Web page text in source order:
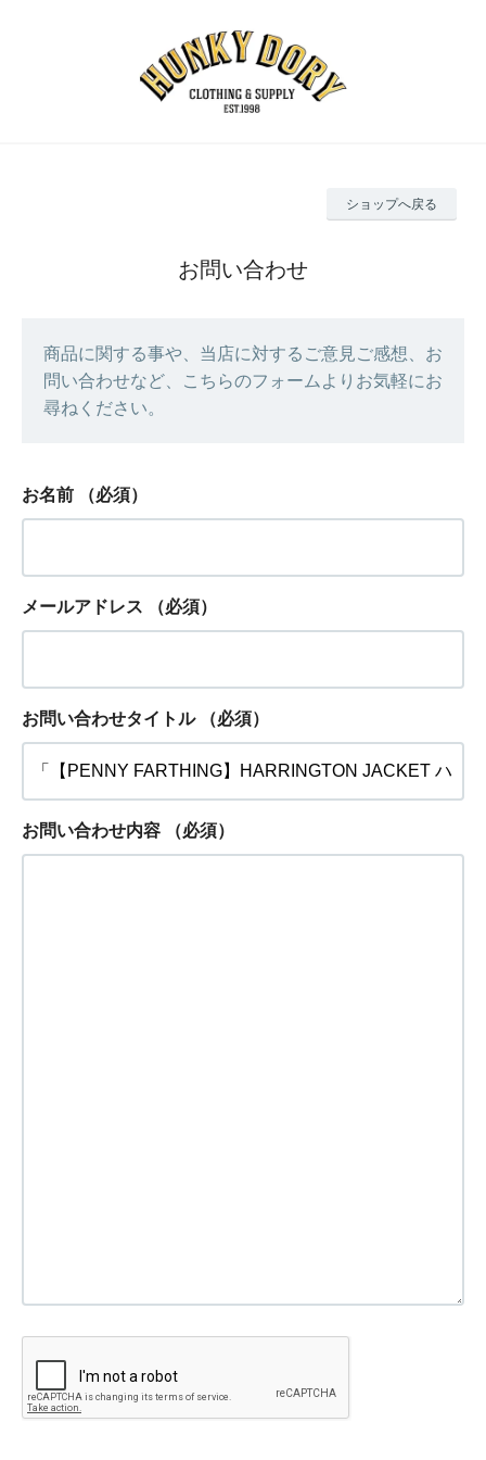
ショップへ戻る
お問い合わせ
商品に関する事や、当店に対するご意見ご感想、お
問い合わせなど、こちらのフォームよりお気軽にお
尋ねください。
お名前 （必須）
メールアドレス （必須）
お問い合わせタイトル （必須）
お問い合わせ内容 （必須）